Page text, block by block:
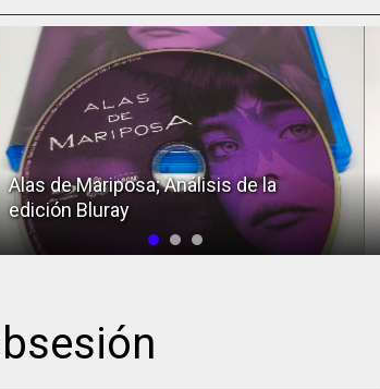
Alas de Mariposa; Análisis de la
edición Bluray